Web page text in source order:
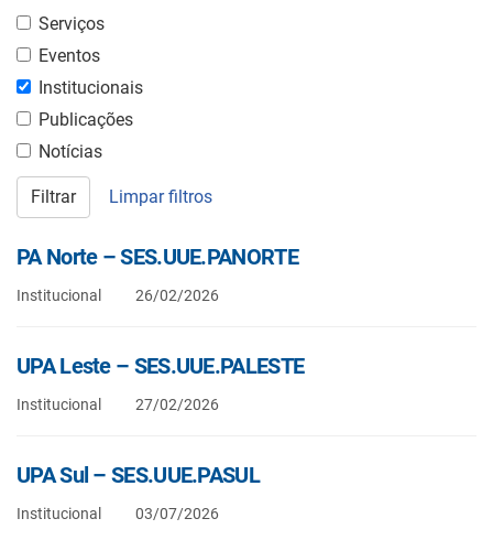
Serviços
Eventos
Institucionais
Publicações
Notícias
Filtrar Limpar filtros
PA Norte – SES.UUE.PANORTE
Institucional 26/02/2026
UPA Leste – SES.UUE.PALESTE
Institucional 27/02/2026
UPA Sul – SES.UUE.PASUL
Institucional 03/07/2026